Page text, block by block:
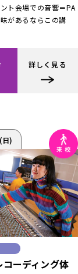
ト会場での音響＝PA
があるならこの講
詳しく見る
(日)
コーディング体